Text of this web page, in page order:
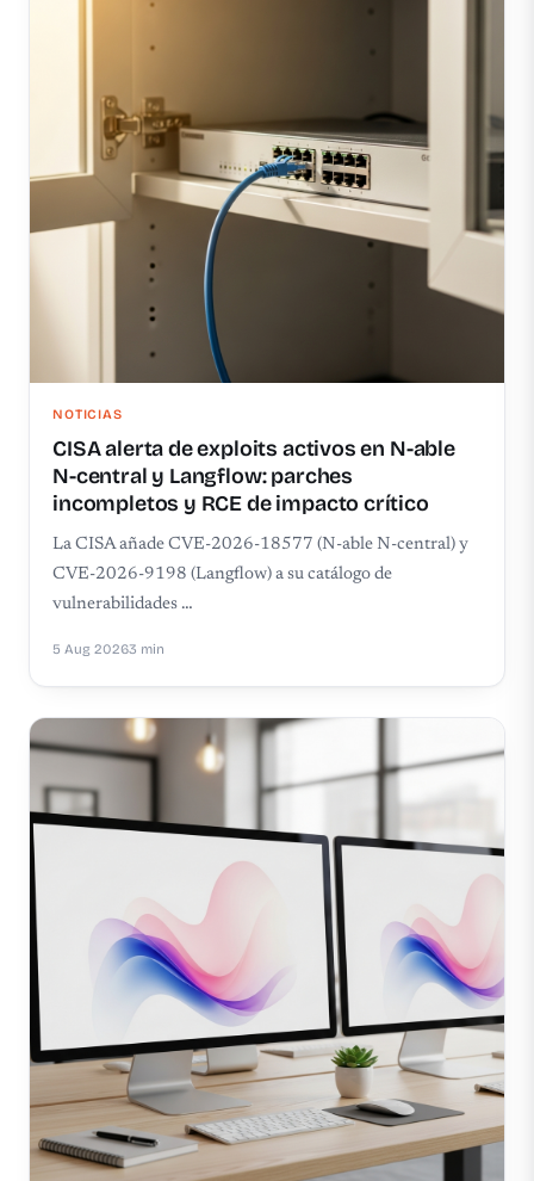
NOTICIAS
CISA alerta de exploits activos en N-able
N-central y Langflow: parches
incompletos y RCE de impacto crítico
La CISA añade CVE-2026-18577 (N-able N-central) y
CVE-2026-9198 (Langflow) a su catálogo de
vulnerabilidades …
5 Aug 20263 min